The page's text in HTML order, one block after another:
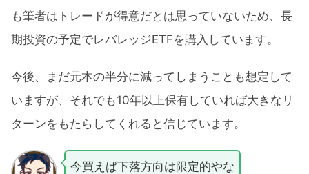
も筆者はトレードが得意だとは思っていないため、長
期投資の予定でレバレッジETFを購入しています。
今後、まだ元本の半分に減ってしまうことも想定して
いますが、それでも10年以上保有していれば大きなリ
ターンをもたらしてくれると信じています。
今買えば下落方向は限定的やな